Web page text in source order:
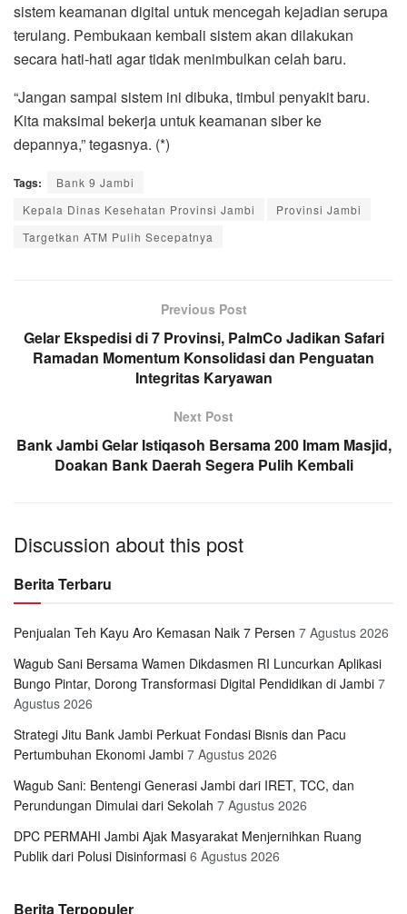
sistem keamanan digital untuk mencegah kejadian serupa
terulang. Pembukaan kembali sistem akan dilakukan
secara hati-hati agar tidak menimbulkan celah baru.
“Jangan sampai sistem ini dibuka, timbul penyakit baru.
Kita maksimal bekerja untuk keamanan siber ke
depannya,” tegasnya. (*)
Tags:
Bank 9 Jambi
Kepala Dinas Kesehatan Provinsi Jambi
Provinsi Jambi
Targetkan ATM Pulih Secepatnya
Previous Post
Gelar Ekspedisi di 7 Provinsi, PalmCo Jadikan Safari
Ramadan Momentum Konsolidasi dan Penguatan
Integritas Karyawan
Next Post
Bank Jambi Gelar Istiqasoh Bersama 200 Imam Masjid,
Doakan Bank Daerah Segera Pulih Kembali
Discussion about this post
Berita Terbaru
Penjualan Teh Kayu Aro Kemasan Naik 7 Persen 7 Agustus 2026
Wagub Sani Bersama Wamen Dikdasmen RI Luncurkan Aplikasi
Bungo Pintar, Dorong Transformasi Digital Pendidikan di Jambi 7
Agustus 2026
Strategi Jitu Bank Jambi Perkuat Fondasi Bisnis dan Pacu
Pertumbuhan Ekonomi Jambi 7 Agustus 2026
Wagub Sani: Bentengi Generasi Jambi dari IRET, TCC, dan
Perundungan Dimulai dari Sekolah 7 Agustus 2026
DPC PERMAHI Jambi Ajak Masyarakat Menjernihkan Ruang
Publik dari Polusi Disinformasi 6 Agustus 2026
Berita Terpopuler